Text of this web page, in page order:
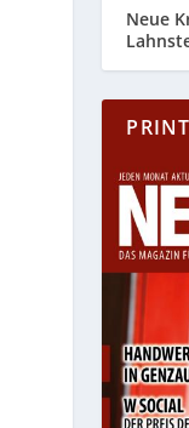
Neue